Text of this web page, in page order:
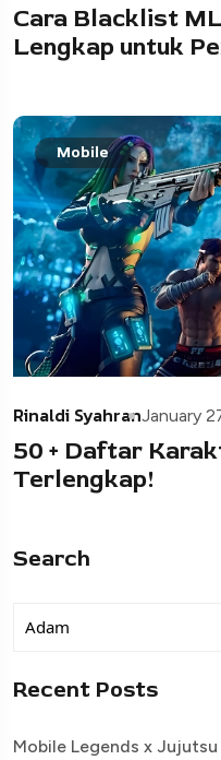
Cara Blacklist
Lengkap untuk
Mobile
Rinaldi SyahranJanuary
50 + Daftar
Terlengkap!
Search
Recent Posts
Mobile Legends x